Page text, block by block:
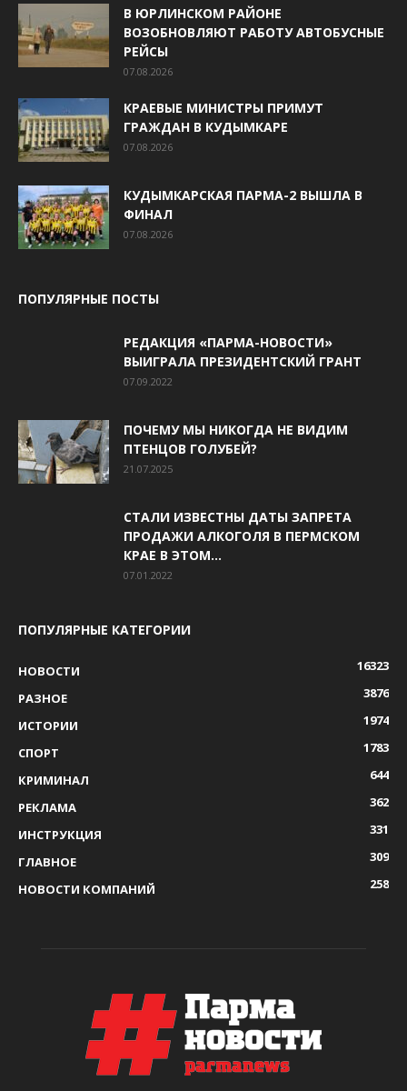
В ЮРЛИНСКОМ РАЙОНЕ
ВОЗОБНОВЛЯЮТ РАБОТУ АВТОБУСНЫЕ
РЕЙСЫ
07.08.2026
КРАЕВЫЕ МИНИСТРЫ ПРИМУТ
ГРАЖДАН В КУДЫМКАРЕ
07.08.2026
КУДЫМКАРСКАЯ ПАРМА-2 ВЫШЛА В
ФИНАЛ
07.08.2026
ПОПУЛЯРНЫЕ ПОСТЫ
РЕДАКЦИЯ «ПАРМА-НОВОСТИ»
ВЫИГРАЛА ПРЕЗИДЕНТСКИЙ ГРАНТ
07.09.2022
ПОЧЕМУ МЫ НИКОГДА НЕ ВИДИМ
ПТЕНЦОВ ГОЛУБЕЙ?
21.07.2025
СТАЛИ ИЗВЕСТНЫ ДАТЫ ЗАПРЕТА
ПРОДАЖИ АЛКОГОЛЯ В ПЕРМСКОМ
КРАЕ В ЭТОМ...
07.01.2022
ПОПУЛЯРНЫЕ КАТЕГОРИИ
НОВОСТИ
16323
РАЗНОЕ
3876
ИСТОРИИ
1974
СПОРТ
1783
КРИМИНАЛ
644
РЕКЛАМА
362
ИНСТРУКЦИЯ
331
ГЛАВНОЕ
309
НОВОСТИ КОМПАНИЙ
258